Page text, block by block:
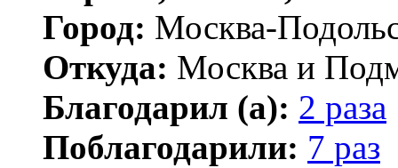
Город: Москва-
Откуда: Москва и
Благодарил (а): 2 раза
Поблагодарили: 7 раз